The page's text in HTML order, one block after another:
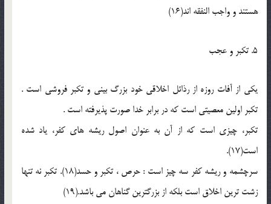
هستند و واجب النفقه اند(16)
5. تكبر و عجب
یكى از آفات روزه از رذائل اخلاقى خود بزرگ بینى و تكبر فروشى است .
تكبر اولین معصیتى است كه در برابر خدا صورت پذیرفته است .
تكبر، چیزى است كه از آن به عنوان اصول ریشه هاى كفر، یاد شده
است(17).
سرچشمه و ریشه كفر سه چیز است : حرص ، تكبر و حسد(18). تكبر نه تنها
زشت ترین اخلاق است بلكه از بزرگترین گناهان مى باشد.(19)